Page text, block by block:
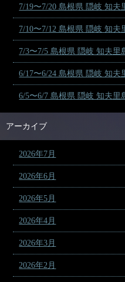
7/19〜7/20 島根県 隠岐 知
7/10〜7/12 島根県 隠岐 知
7/3〜7/5 島根県 隠岐 知夫
6/17〜6/24 島根県 隠岐 知
6/5〜6/7 島根県 隠岐 知夫
アーカイブ
2026年7月
2026年6月
2026年5月
2026年4月
2026年3月
2026年2月